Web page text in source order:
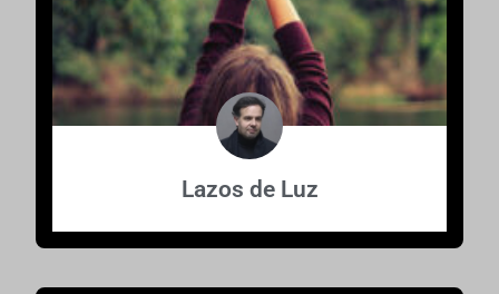
Lazos de Luz